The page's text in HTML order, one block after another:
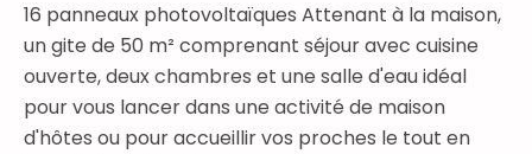
16 panneaux photovoltaïques Attenant à la maison,
un gite de 50 m² comprenant séjour avec cuisine
ouverte, deux chambres et une salle d'eau idéal
pour vous lancer dans une activité de maison
d'hôtes ou pour accueillir vos proches le tout en